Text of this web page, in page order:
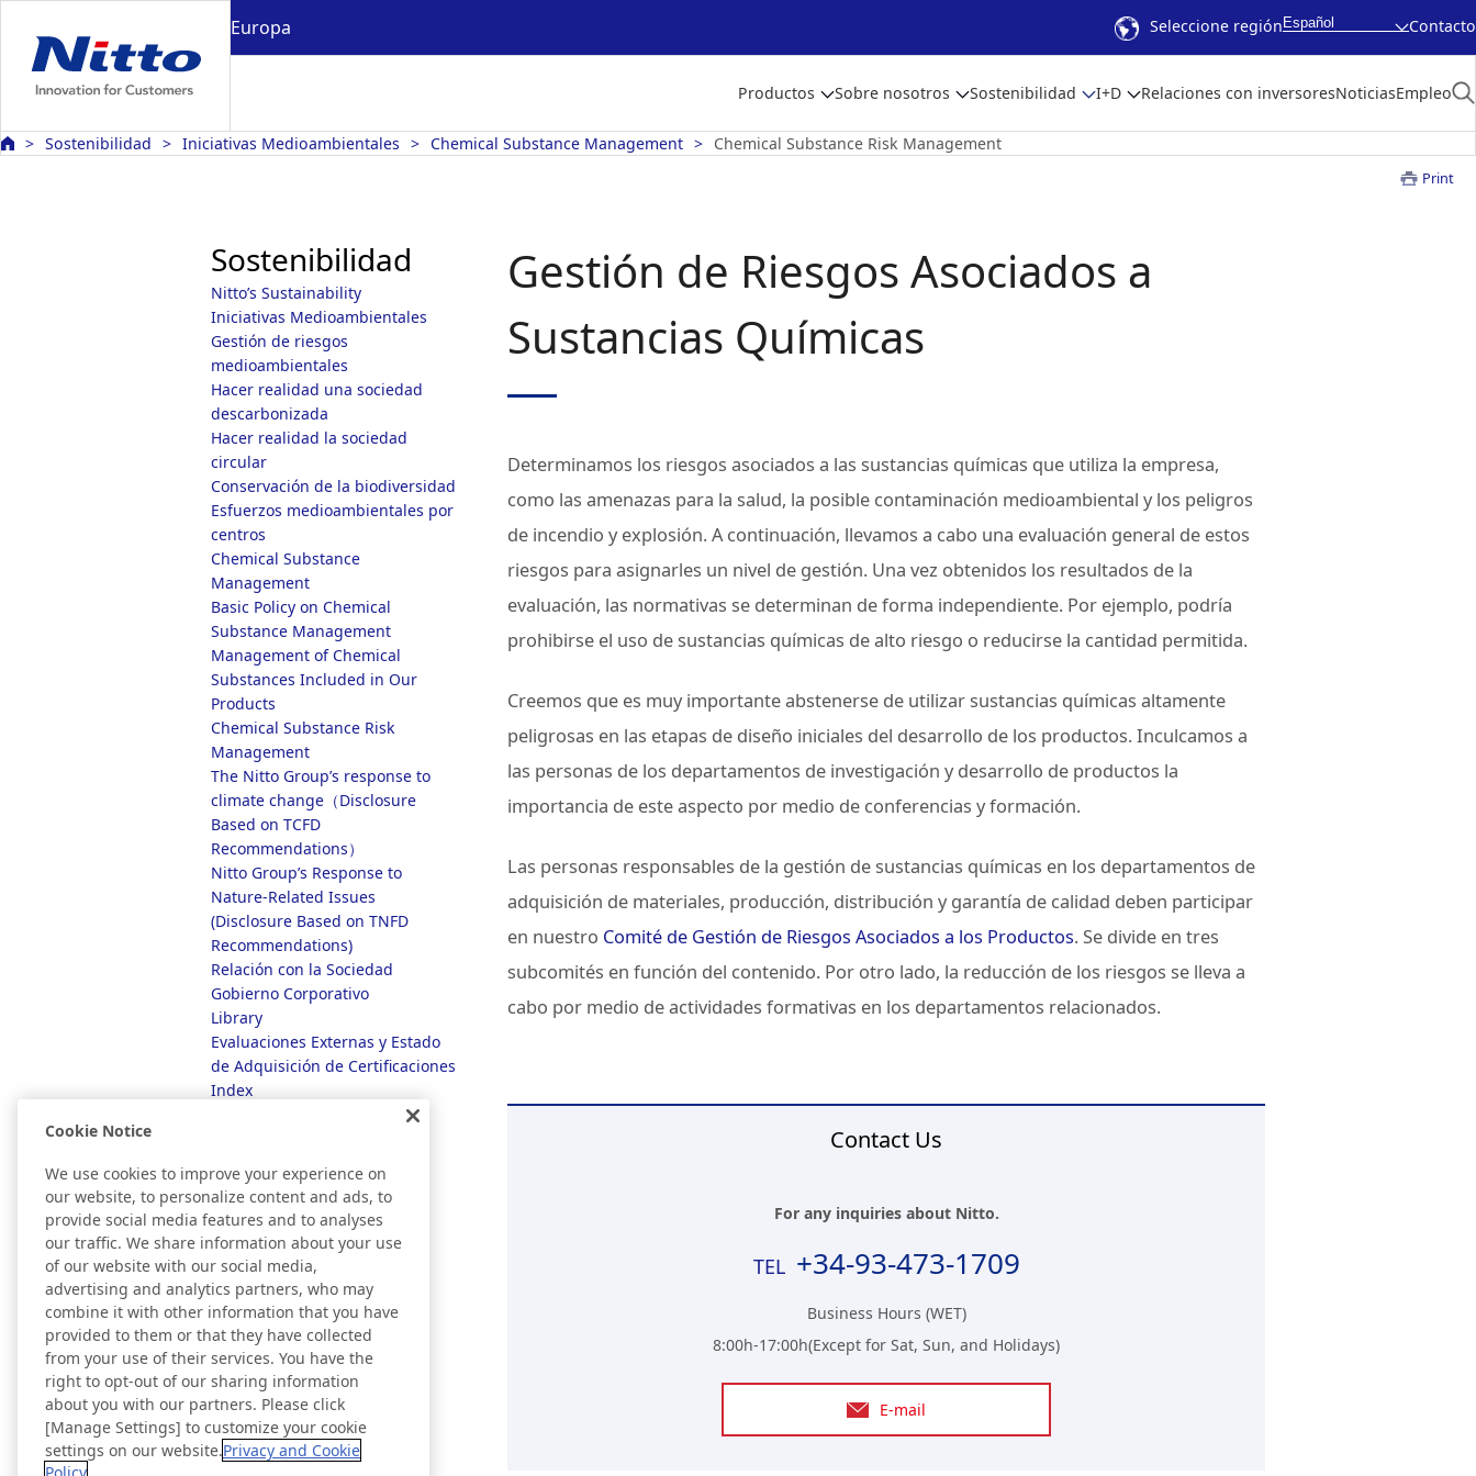
Europa Seleccione región Español Contacto
Productos Sobre nosotros Sostenibilidad I+D Relaciones con inversoresNoticiasEmpleo
Sostenibilidad Iniciativas Medioambientales Chemical Substance Management Chemical Substance Risk Management
Print
Gestión de Riesgos Asociados a
Sustancias Químicas
Determinamos los riesgos asociados a las sustancias químicas que utiliza la empresa,
como las amenazas para la salud, la posible contaminación medioambiental y los peligros
de incendio y explosión. A continuación, llevamos a cabo una evaluación general de estos
riesgos para asignarles un nivel de gestión. Una vez obtenidos los resultados de la
evaluación, las normativas se determinan de forma independiente. Por ejemplo, podría
prohibirse el uso de sustancias químicas de alto riesgo o reducirse la cantidad permitida.
Creemos que es muy importante abstenerse de utilizar sustancias químicas altamente
peligrosas en las etapas de diseño iniciales del desarrollo de los productos. Inculcamos a
las personas de los departamentos de investigación y desarrollo de productos la
importancia de este aspecto por medio de conferencias y formación.
Las personas responsables de la gestión de sustancias químicas en los departamentos de
adquisición de materiales, producción, distribución y garantía de calidad deben participar
en nuestro Comité de Gestión de Riesgos Asociados a los Productos. Se divide en tres
subcomités en función del contenido. Por otro lado, la reducción de los riesgos se lleva a
cabo por medio de actividades formativas en los departamentos relacionados.
Contact Us
For any inquiries about Nitto.
+34-93-473-1709
Business Hours (WET)
8:00h-17:00h(Except for Sat, Sun, and Holidays)
E-mail
Sostenibilidad
Nitto’s Sustainability
Iniciativas Medioambientales
Gestión de riesgos
medioambientales
Hacer realidad una sociedad
descarbonizada
Hacer realidad la sociedad
circular
Conservación de la biodiversidad
Esfuerzos medioambientales por
centros
Chemical Substance
Management
Basic Policy on Chemical
Substance Management
Management of Chemical
Substances Included in Our
Products
Chemical Substance Risk
Management
The Nitto Group’s response to
climate change（Disclosure
Based on TCFD
Recommendations）
Nitto Group’s Response to
Nature-Related Issues
(Disclosure Based on TNFD
Recommendations)
Relación con la Sociedad
Gobierno Corporativo
Library
Evaluaciones Externas y Estado
de Adquisición de Certificaciones
Index
Cookie Notice
We use cookies to improve your experience on
our website, to personalize content and ads, to
provide social media features and to analyses
our traffic. We share information about your use
of our website with our social media,
advertising and analytics partners, who may
combine it with other information that you have
provided to them or that they have collected
from your use of their services. You have the
right to opt-out of our sharing information
about you with our partners. Please click
[Manage Settings] to customize your cookie
settings on our website.Privacy and Cookie